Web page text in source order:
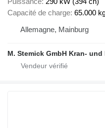
Capacité de charge 65.000
Allemagne, Mainburg
M. Stemick GmbH Kran-